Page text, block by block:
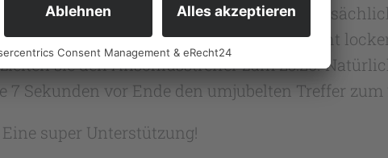
von 13:21 schien das Spiel jetzt
trainierten Oldenburger ließen nicht
sie den Anschlusstreffer zum 25:26.
Sekunden vor Ende den umjubelten Treffer zum
super Unterstützung!